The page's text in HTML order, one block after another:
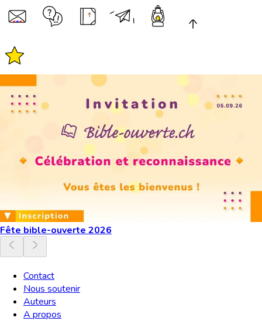
Fête bible-ouverte 2026
Contact
Nous soutenir
Auteurs
A propos